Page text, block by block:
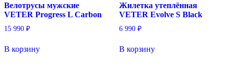
Велотрусы мужские
VETER Progress L Carbon
15 990 ₽
В корзину
Жилетка утеплённая
VETER Evolve S Black
6 990 ₽
В корзину